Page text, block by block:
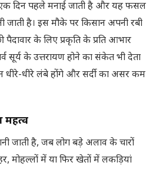
दिन पहले मनाई जाती है और यह फसल
जाती है। इस मौके पर किसान अपनी रबी
के लिए प्रकृति के प्रति आभार
सूर्य के उत्तरायण होने का संकेत भी देता
धीरे-धीरे लंबे होंगे और सर्दी का असर कम
महत्व
जाती है, जब लोग बड़े अलाव के चारों
मोहल्लों में या फिर खेतों में लकड़ियां